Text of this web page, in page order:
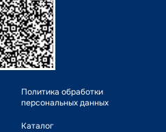
Политика обработки
персональных данных
Каталог